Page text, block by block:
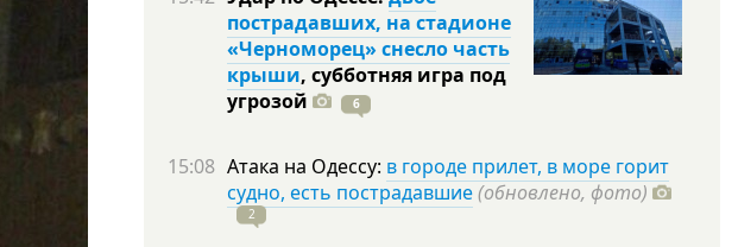
пострадавших, на стадионе
«Черноморец» снесло часть
крыши, субботняя игра под
угрозой
6
15:08 Атака на Одессу: в городе прилет, в море горит
судно, есть пострадавшие(обновлено, фото)
2